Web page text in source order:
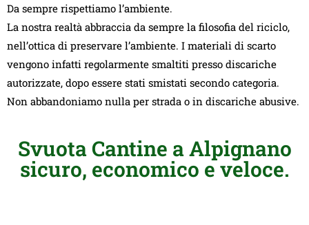
Da sempre rispettiamo l’ambiente.
La nostra realtà abbraccia da sempre la filosofia del riciclo,
nell’ottica di preservare l’ambiente. I materiali di scarto
vengono infatti regolarmente smaltiti presso discariche
autorizzate, dopo essere stati smistati secondo categoria.
Non abbandoniamo nulla per strada o in discariche abusive.
Svuota Cantine a Alpignano
sicuro, economico e veloce.